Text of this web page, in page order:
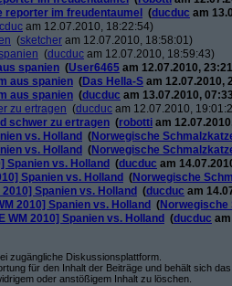
reporter im freudentaumel
(ducduc am
am 12.07.2010, 18:22:54)
(sketcher am 12.07.2010, 18:58:01)
(ducduc am 12.07.2010, 18:59:43)
spanien (User6465 am 12.07.2010,
aus spanien (Das Hella-S am 12.07.2010,
aus spanien (ducduc am 13.07.2010,
zu ertragen (ducduc am 12.07.2010,
schwer zu ertragen (robotti am
vs. Holland (Norwegische
vs. Holland (Norwegische
Spanien vs. Holland (ducduc am
Spanien vs. Holland (Norwegische
2010] Spanien vs. Holland (ducduc am
2010] Spanien vs. Holland (
WM 2010] Spanien vs. Holland (ducduc
zugängliche Diskussionsplattform.
für den Inhalt der Beiträge und behält sich das
oder anstößigem Inhalt zu löschen.